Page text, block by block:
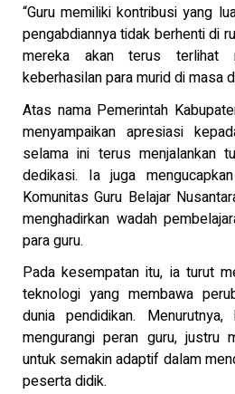
“Guru memiliki kontribusi yang
pengabdiannya tidak berhenti di
mereka akan terus terlihat
keberhasilan para murid di masa
Atas nama Pemerintah
menyampaikan apresiasi
selama ini terus menjalankan
dedikasi. Ia juga
Komunitas Guru Belajar
menghadirkan wadah
para guru.
Pada kesempatan itu, ia turut
teknologi yang membawa
dunia pendidikan.
mengurangi peran guru, justru
untuk semakin adaptif dalam
peserta didik.